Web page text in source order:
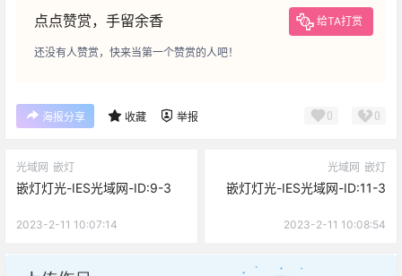
点点赞赏，手留余香 给TA打赏
还没有人赞赏，快来当第一个赞赏的人吧！
海报分享 收藏 举报 0 0
光域网 嵌灯
嵌灯灯光-IES光域网-ID:9-3
2023-2-11 10:07:14
光域网 嵌灯
嵌灯灯光-IES光域网-ID:11-3
2023-2-11 10:08:54